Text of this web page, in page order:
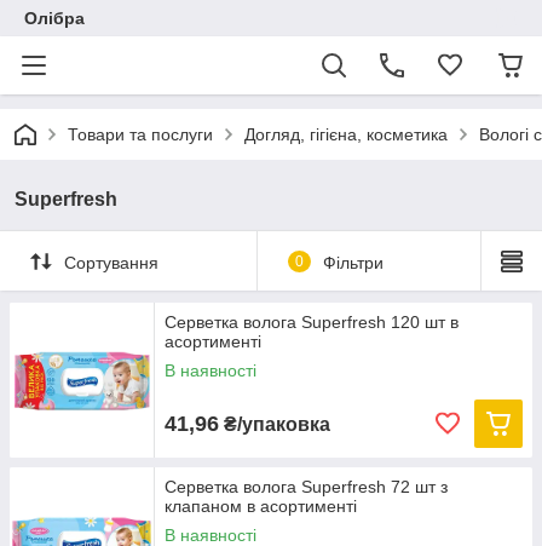
Олібра
Товари та послуги Догляд, гігієна, косметика Вологі
Superfresh
Сортування 0 Фільтри
Серветка волога Superfresh 120 шт в
асортименті
В наявності
41,96 ₴/упаковка
Серветка волога Superfresh 72 шт з
клапаном в асортименті
В наявності